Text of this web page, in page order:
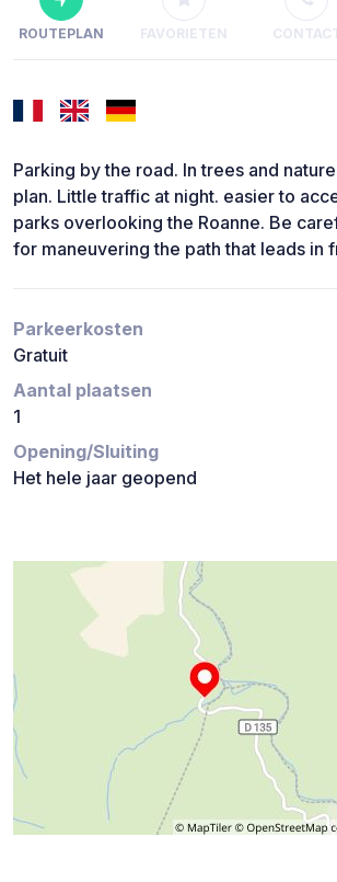
ROUTEPLAN FAVORIETEN
Parking by the road. In trees and
plan. Little traffic at night. easier to
parks overlooking the Roanne. Be
for maneuvering the path that leads in
Parkeerkosten
Gratuit
Aantal plaatsen
1
Opening/Sluiting
Het hele jaar geopend